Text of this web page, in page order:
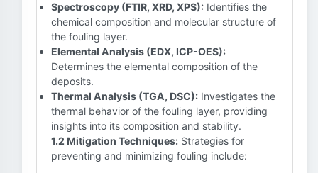
Spectroscopy (FTIR, XRD, XPS): Identifies the
chemical composition and molecular structure of
the fouling layer.
Elemental Analysis (EDX, ICP-OES):
Determines the elemental composition of the
deposits.
Thermal Analysis (TGA, DSC): Investigates the
thermal behavior of the fouling layer, providing
insights into its composition and stability.
1.2 Mitigation Techniques: Strategies for
preventing and minimizing fouling include: